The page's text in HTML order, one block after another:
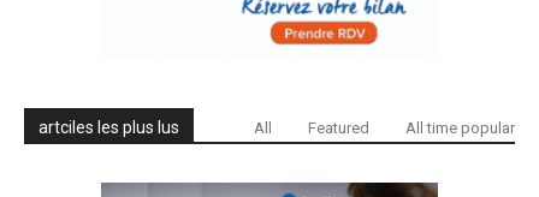
artciles les plus lus All Featured All time popular